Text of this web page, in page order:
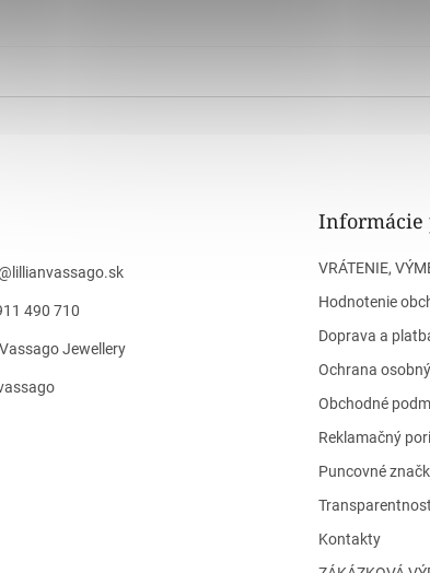
lillianvassago.sk
490 710
Jewellery
Informácie
VRÁTENIE,
Hodnotenie
Doprava a
Ochrana
Obchodné
Reklamačný
Puncovné
Kontakty